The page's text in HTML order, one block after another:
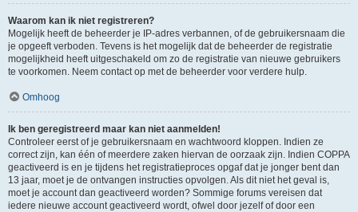
Waarom kan ik niet registreren?
Mogelijk heeft de beheerder je IP-adres verbannen, of de gebruikersnaam die
je opgeeft verboden. Tevens is het mogelijk dat de beheerder de registratie
mogelijkheid heeft uitgeschakeld om zo de registratie van nieuwe gebruikers
te voorkomen. Neem contact op met de beheerder voor verdere hulp.
Omhoog
Ik ben geregistreerd maar kan niet aanmelden!
Controleer eerst of je gebruikersnaam en wachtwoord kloppen. Indien ze
correct zijn, kan één of meerdere zaken hiervan de oorzaak zijn. Indien COPPA
geactiveerd is en je tijdens het registratieproces opgaf dat je jonger bent dan
13 jaar, moet je de ontvangen instructies opvolgen. Als dit niet het geval is,
moet je account dan geactiveerd worden? Sommige forums vereisen dat
iedere nieuwe account geactiveerd wordt, ofwel door jezelf of door een